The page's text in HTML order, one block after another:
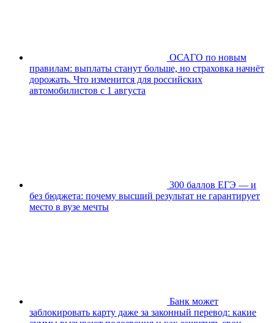
ОСАГО по новым
правилам: выплаты станут больше, но страховка начнёт
дорожать. Что изменится для российских
автомобилистов с 1 августа
300 баллов ЕГЭ — и
без бюджета: почему высший результат не гарантирует
место в вузе мечты
Банк может
заблокировать карту даже за законный перевод: какие